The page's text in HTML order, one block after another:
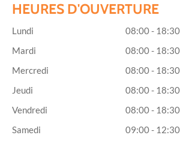
HEURES D'OUVERTURE
Lundi
08:00 - 18:30
Mardi
08:00 - 18:30
Mercredi
08:00 - 18:30
Jeudi
08:00 - 18:30
Vendredi
08:00 - 18:30
Samedi
09:00 - 12:30